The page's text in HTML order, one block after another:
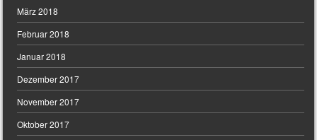
März 2018
Februar 2018
Januar 2018
Dezember 2017
November 2017
Oktober 2017